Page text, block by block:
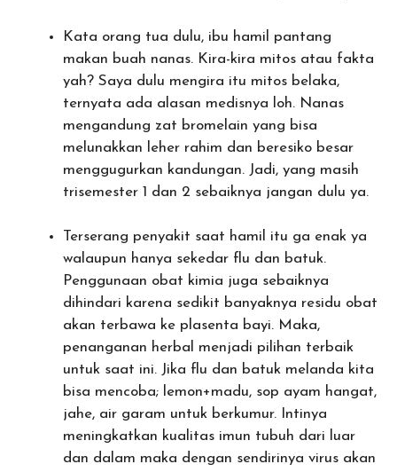
Kata orang tua dulu, ibu hamil pantang
makan buah nanas. Kira-kira mitos atau fakta
yah? Saya dulu mengira itu mitos belaka,
ternyata ada alasan medisnya loh. Nanas
mengandung zat bromelain yang bisa
melunakkan leher rahim dan beresiko besar
menggugurkan kandungan. Jadi, yang masih
trisemester 1 dan 2 sebaiknya jangan dulu ya.
Terserang penyakit saat hamil itu ga enak ya
walaupun hanya sekedar flu dan batuk.
Penggunaan obat kimia juga sebaiknya
dihindari karena sedikit banyaknya residu obat
akan terbawa ke plasenta bayi. Maka,
penanganan herbal menjadi pilihan terbaik
untuk saat ini. Jika flu dan batuk melanda kita
bisa mencoba; lemon+madu, sop ayam hangat,
jahe, air garam untuk berkumur. Intinya
meningkatkan kualitas imun tubuh dari luar
dan dalam maka dengan sendirinya virus akan